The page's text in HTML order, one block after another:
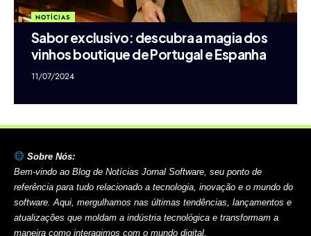
NOTÍCIAS
Sabor exclusivo: descubra a magia dos
vinhos boutique de Portugal e Espanha
11/07/2024
Sobre Nós:
Bem-vindo ao Blog de Notícias Jornal Software, seu ponto de
referência para tudo relacionado a tecnologia, inovação e o mundo do
software. Aqui, mergulhamos nas últimas tendências, lançamentos e
atualizações que moldam a indústria tecnológica e transformam a
maneira como interagimos com o mundo digital.